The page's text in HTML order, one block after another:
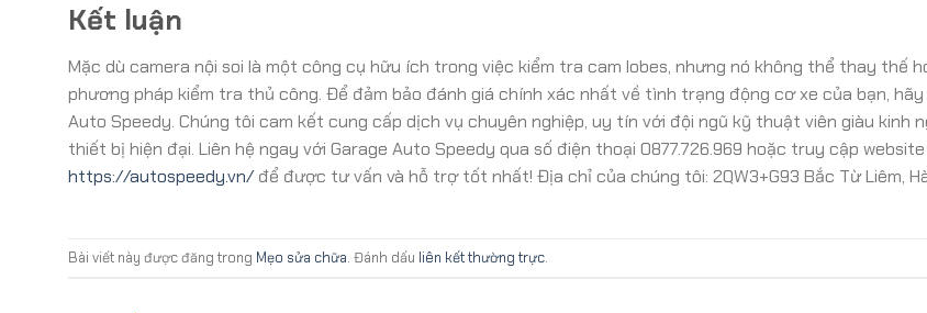
Kết luận
Mặc dù camera nội soi là một công cụ hữu ích trong việc kiểm tra cam lobes, nhưng nó không thể thay thế
phương pháp kiểm tra thủ công. Để đảm bảo đánh giá chính xác nhất về tình trạng động cơ xe của bạn, hãy
Auto Speedy. Chúng tôi cam kết cung cấp dịch vụ chuyên nghiệp, uy tín với đội ngũ kỹ thuật viên giàu kinh
thiết bị hiện đại. Liên hệ ngay với Garage Auto Speedy qua số điện thoại 0877.726.969 hoặc truy cập website
https://autospeedy.vn/để được tư vấn và hỗ trợ tốt nhất! Địa chỉ của chúng tôi: 2QW3+G93 Bắc Từ Liêm,
Bài viết này được đăng trong Mẹo sửa chữa. Đánh dấu liên kết thường trực.